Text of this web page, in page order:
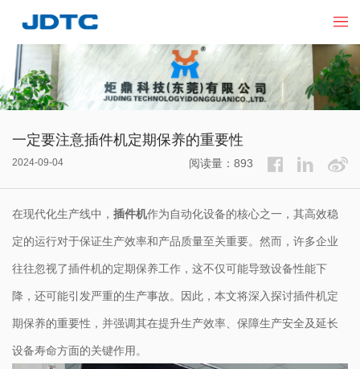
一定要注意插件机定期保养的重要性
2024-09-04 阅读量：893
在现代化生产线中， 插件机作为自动化设备的核心之一，其高效稳
定的运行对于保证生产效率和产品质量至关重要。然而，许多企业
往往忽视了插件机的定期保养工作，这不仅可能导致设备性能下
降，还可能引发严重的生产事故。因此，本文将深入探讨插件机定
期保养的重要性，并强调其在提升生产效率、保障生产安全及延长
设备寿命方面的关键作用。